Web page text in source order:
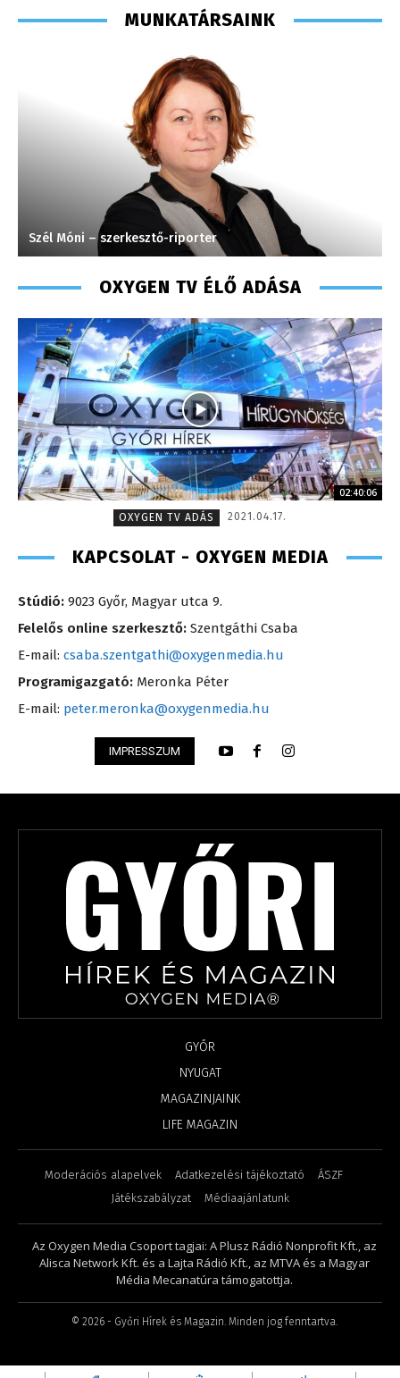
MUNKATÁRSAINK
Szél Móni – szerkesztő-riporter
OXYGEN TV ÉLŐ ADÁSA
02:40:06
OXYGEN TV ADÁS
2021.04.17.
KAPCSOLAT - OXYGEN MEDIA
Stúdió: 9023 Győr, Magyar utca 9.
Felelős online szerkesztő: Szentgáthi Csaba
E-mail: csaba.szentgathi@oxygenmedia.hu
Programigazgató: Meronka Péter
E-mail: peter.meronka@oxygenmedia.hu
IMPRESSZUM
GYŐR
NYUGAT
MAGAZINJAINK
LIFE MAGAZIN
Moderációs alapelvek Adatkezelési tájékoztató
ÁSZF
Játékszabályzat
Médiaajánlatunk
Az Oxygen Media Csoport tagjai: A Plusz Rádió Nonprofit Kft., az
Alisca Network Kft. és a Lajta Rádió Kft., az MTVA és a Magyar
Média Mecanatúra támogatottja.
© 2026 - Győri Hírek és Magazin. Minden jog fenntartva.